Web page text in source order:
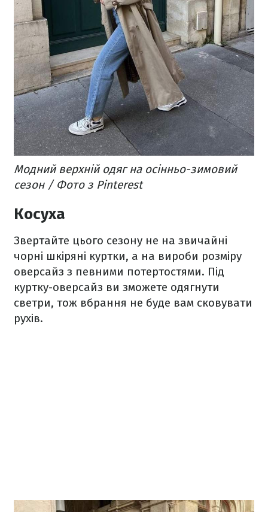
Модний верхній одяг на осінньо-зимовий
сезон / Фото з Pinterest
Косуха
Звертайте цього сезону не на звичайні
чорні шкіряні куртки, а на вироби розміру
оверсайз з певними потертостями. Під
куртку-оверсайз ви зможете одягнути
светри, тож вбрання не буде вам сковувати
рухів.